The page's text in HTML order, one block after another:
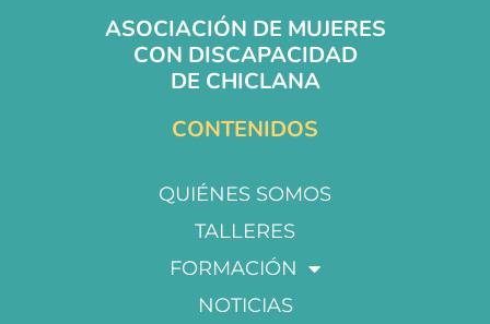
ASOCIACIÓN DE MUJERES
CON DISCAPACIDAD
DE CHICLANA
CONTENIDOS
QUIÉNES SOMOS
TALLERES
FORMACIÓN
NOTICIAS